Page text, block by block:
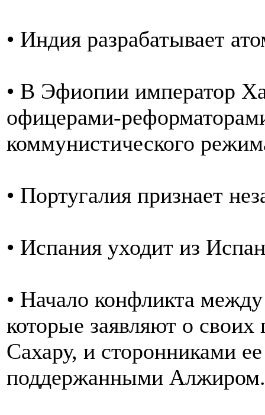
• Индия разрабатывает
• В Эфиопии император
офицерами-
коммунистического
• Португалия признает
• Испания уходит из
• Начало конфликта
которые заявляют о
Сахару, и сторонниками
поддержанными Алжиром.